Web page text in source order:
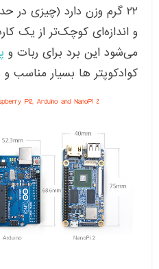
و اندازه‌ای کوچک‌تر از یک
می‌شود این برد برای ربات و
کوادکوپتر ها بسیار مناسب و